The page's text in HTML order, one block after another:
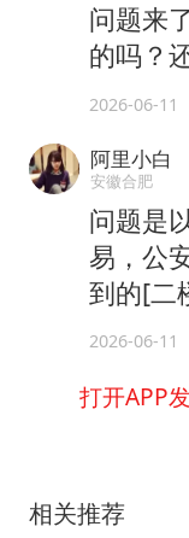
问题来
的吗？
2026-06-11
阿里小白
安徽合肥
问题是
易，公
到的[二
2026-06-11
打开APP
相关推荐